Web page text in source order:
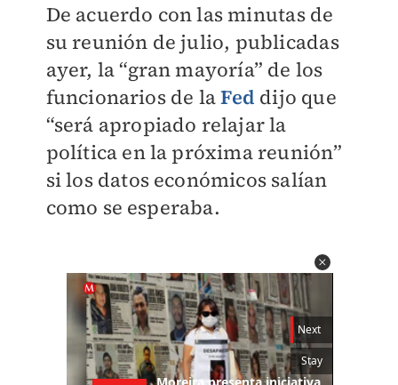
De acuerdo con las minutas de
su reunión de julio, publicadas
ayer, la “gran mayoría” de los
funcionarios de laFed dijo que
“será apropiado relajar la
política en la próxima reunión”
si los datos económicos salían
como se esperaba.